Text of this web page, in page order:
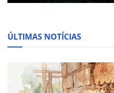
ÚLTIMAS NOTÍCIAS